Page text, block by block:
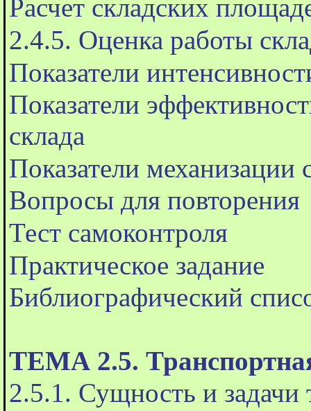
Расчет складских
2.4.5. Оценка работы
Показатели
Показатели
склада
Показатели механизации
Вопросы для повторения
Тест самоконтроля
Практическое задание
Библиографический
ТЕМА 2.5.
2.5.1. Сущность и задачи